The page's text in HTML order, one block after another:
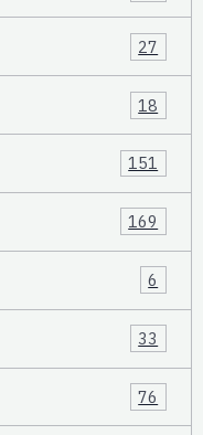
27
18
151
169
6
33
76